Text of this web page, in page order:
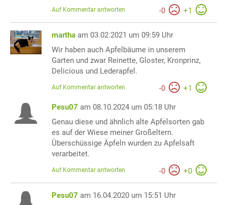
-0 +1
Auf Kommentar antworten
martha am 03.02.2021 um 09:59 Uhr
Wir haben auch Apfelbäume in unserem
Garten und zwar Reinette, Gloster, Kronprinz,
Delicious und Lederapfel.
-0 +1
Auf Kommentar antworten
Pesu07 am 08.10.2024 um 05:18 Uhr
Genau diese und ähnlich alte Apfelsorten gab
es auf der Wiese meiner Großeltern.
Überschüssige Äpfeln wurden zu Apfelsaft
verarbeitet.
-0 +0
Auf Kommentar antworten
Pesu07 am 16.04.2020 um 15:51 Uhr